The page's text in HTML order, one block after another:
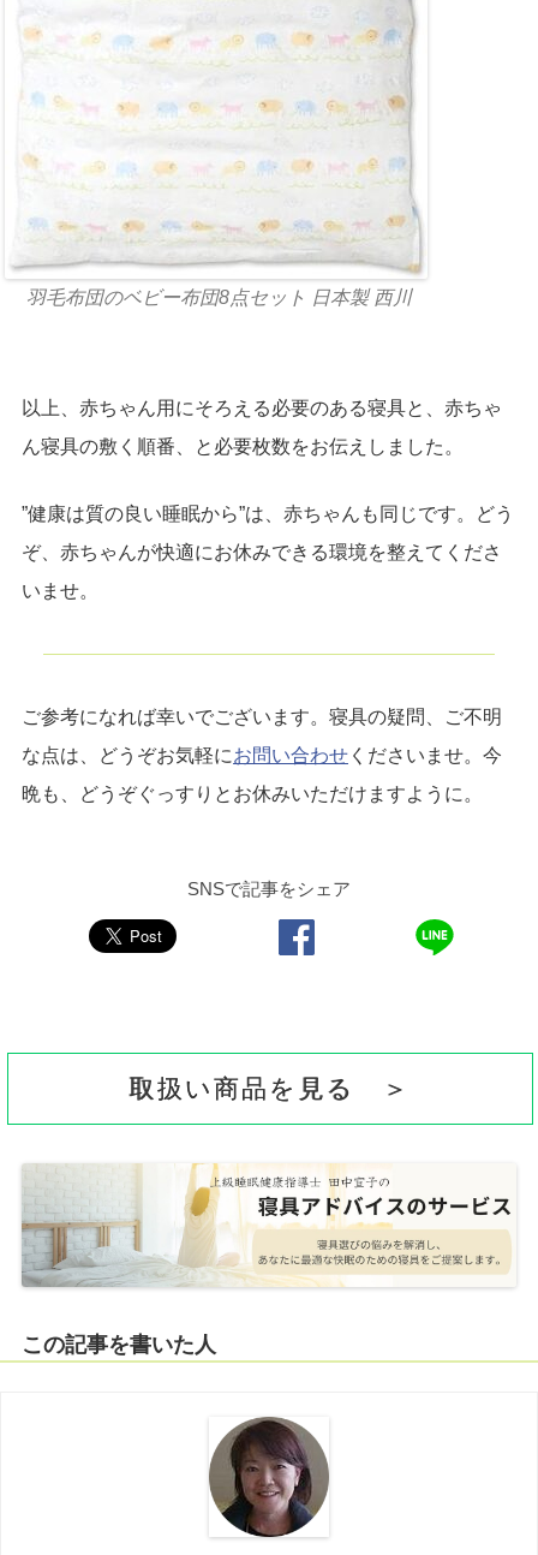
羽毛布団のベビー布団8点セット 日本製 西川
以上、赤ちゃん用にそろえる必要のある寝具と、赤ちゃ
ん寝具の敷く順番、と必要枚数をお伝えしました。
”健康は質の良い睡眠から”は、赤ちゃんも同じです。どう
ぞ、赤ちゃんが快適にお休みできる環境を整えてくださ
いませ。
ご参考になれば幸いでございます。寝具の疑問、ご不明
な点は、どうぞお気軽にお問い合わせ くださいませ。今
晩も、どうぞぐっすりとお休みいただけますように。
SNSで記事をシェア
取扱い商品を見る ＞
この記事を書いた人